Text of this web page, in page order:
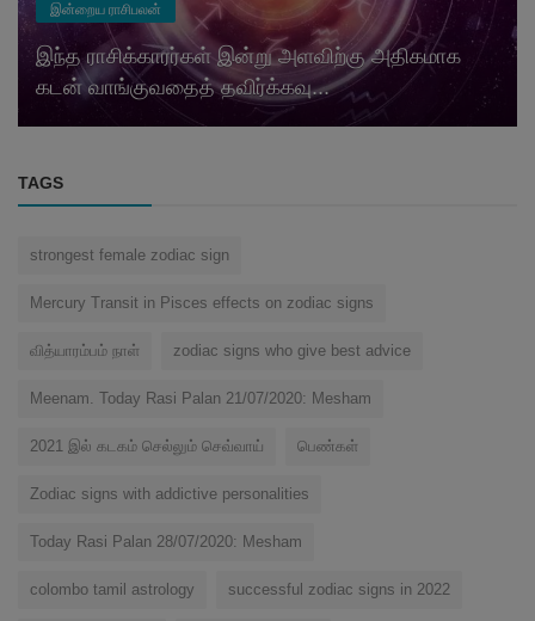
இன்றைய ராசிபலன்
இந்த ராசிக்காரர்கள் இன்று அளவிற்கு அதிகமாக
கடன் வாங்குவதைத் தவிர்க்கவு...
TAGS
strongest female zodiac sign
Mercury Transit in Pisces effects on zodiac signs
வித்யாரம்பம் நாள் zodiac signs who give best advice
Meenam. Today Rasi Palan 21/07/2020: Mesham
2021 இல் கடகம் செல்லும் செவ்வாய் பெண்கள்
Zodiac signs with addictive personalities
Today Rasi Palan 28/07/2020: Mesham
colombo tamil astrology successful zodiac signs in 2022